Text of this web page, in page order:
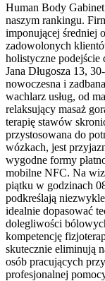
Human Body
naszym rankingu.
imponującej średniej
zadowolonych
holistyczne podejście
Jana Długosza 13,
nowoczesna i
wachlarz usług, od
relaksujący masaż
terapię stawów
przystosowana do
wózkach, jest
wygodne formy
mobilne NFC. Na
piątku w godzinach
podkreślają
idealnie dopasować
dolegliwości
kompetencję
skutecznie eliminują
osób pracujących
profesjonalnej